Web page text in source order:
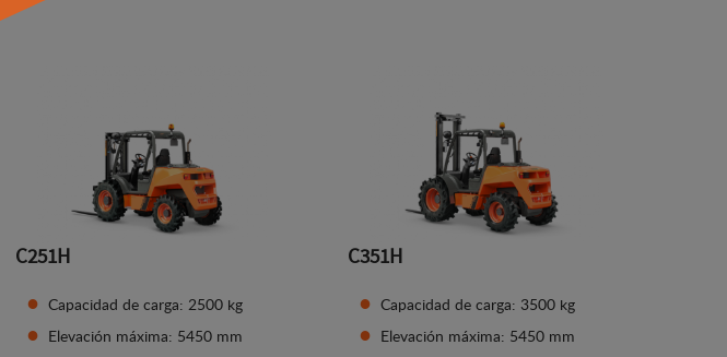
C251H
Capacidad de carga: 2500 kg
Elevación máxima: 5450 mm
C351H
Capacidad de carga: 3500 kg
Elevación máxima: 5450 mm